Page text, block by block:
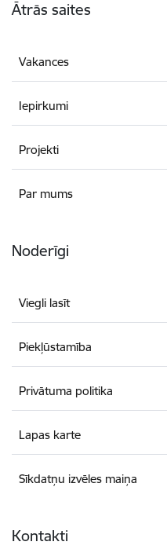
Ātrās saites
Vakances
Iepirkumi
Projekti
Par mums
Noderīgi
Viegli lasīt
Piekļūstamība
Privātuma politika
Lapas karte
Sīkdatņu izvēles maiņa
Kontakti